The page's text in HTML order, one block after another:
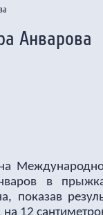
Анварова
в
показав
12